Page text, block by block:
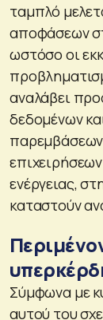
ταμπλό
αποφάσεων
ωστόσο οι
αναλάβει
δεδομένων
παρεμβάσεων
ενέργειας,
καταστούν
Σύμφωνα με
αυτού του